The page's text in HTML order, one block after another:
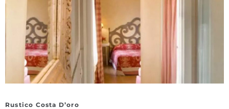
Rustico Costa D’oro